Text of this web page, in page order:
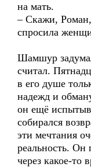
на мать.
– Скажи,
спросила
Шамшур
считал.
в его душе
надежд и
он ещё
собирался
эти мечтания
реальность. Он
через какое-то